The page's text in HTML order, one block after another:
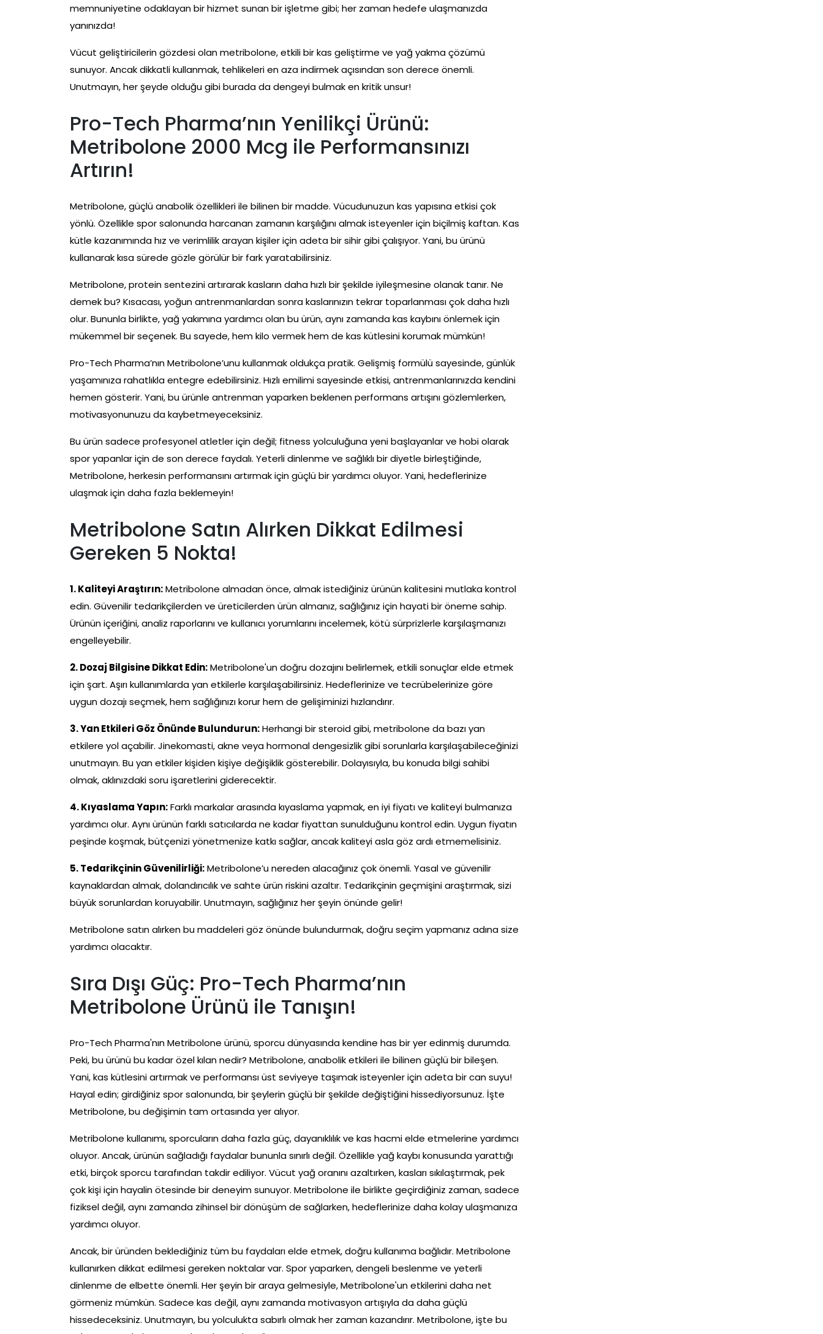
memnuniyetine odaklayan bir hizmet sunan bir işletme gibi; her zaman hedefe ulaşmanızda
yanınızda!
Vücut geliştiricilerin gözdesi olan metribolone, etkili bir kas geliştirme ve yağ yakma çözümü
sunuyor. Ancak dikkatli kullanmak, tehlikeleri en aza indirmek açısından son derece önemli.
Unutmayın, her şeyde olduğu gibi burada da dengeyi bulmak en kritik unsur!
Pro-Tech Pharma’nın Yenilikçi Ürünü:
Metribolone 2000 Mcg ile Performansınızı
Artırın!
Metribolone, güçlü anabolik özellikleri ile bilinen bir madde. Vücudunuzun kas yapısına etkisi çok
yönlü. Özellikle spor salonunda harcanan zamanın karşılığını almak isteyenler için biçilmiş kaftan. Kas
kütle kazanımında hız ve verimlilik arayan kişiler için adeta bir sihir gibi çalışıyor. Yani, bu ürünü
kullanarak kısa sürede gözle görülür bir fark yaratabilirsiniz.
Metribolone, protein sentezini artırarak kasların daha hızlı bir şekilde iyileşmesine olanak tanır. Ne
demek bu? Kısacası, yoğun antrenmanlardan sonra kaslarınızın tekrar toparlanması çok daha hızlı
olur. Bununla birlikte, yağ yakımına yardımcı olan bu ürün, aynı zamanda kas kaybını önlemek için
mükemmel bir seçenek. Bu sayede, hem kilo vermek hem de kas kütlesini korumak mümkün!
Pro-Tech Pharma’nın Metribolone’unu kullanmak oldukça pratik. Gelişmiş formülü sayesinde, günlük
yaşamınıza rahatlıkla entegre edebilirsiniz. Hızlı emilimi sayesinde etkisi, antrenmanlarınızda kendini
hemen gösterir. Yani, bu ürünle antrenman yaparken beklenen performans artışını gözlemlerken,
motivasyonunuzu da kaybetmeyeceksiniz.
Bu ürün sadece profesyonel atletler için değil; fitness yolculuğuna yeni başlayanlar ve hobi olarak
spor yapanlar için de son derece faydalı. Yeterli dinlenme ve sağlıklı bir diyetle birleştiğinde,
Metribolone, herkesin performansını artırmak için güçlü bir yardımcı oluyor. Yani, hedeflerinize
ulaşmak için daha fazla beklemeyin!
Metribolone Satın Alırken Dikkat Edilmesi
Gereken 5 Nokta!
1. Kaliteyi Araştırın:Metribolone almadan önce, almak istediğiniz ürünün kalitesini mutlaka kontrol
edin. Güvenilir tedarikçilerden ve üreticilerden ürün almanız, sağlığınız için hayati bir öneme sahip.
Ürünün içeriğini, analiz raporlarını ve kullanıcı yorumlarını incelemek, kötü sürprizlerle karşılaşmanızı
engelleyebilir.
2. Dozaj Bilgisine Dikkat Edin:Metribolone'un doğru dozajını belirlemek, etkili sonuçlar elde etmek
için şart. Aşırı kullanımlarda yan etkilerle karşılaşabilirsiniz. Hedeflerinize ve tecrübelerinize göre
uygun dozajı seçmek, hem sağlığınızı korur hem de gelişiminizi hızlandırır.
3. Yan Etkileri Göz Önünde Bulundurun:Herhangi bir steroid gibi, metribolone da bazı yan
etkilere yol açabilir. Jinekomasti, akne veya hormonal dengesizlik gibi sorunlarla karşılaşabileceğinizi
unutmayın. Bu yan etkiler kişiden kişiye değişiklik gösterebilir. Dolayısıyla, bu konuda bilgi sahibi
olmak, aklınızdaki soru işaretlerini giderecektir.
4. Kıyaslama Yapın:Farklı markalar arasında kıyaslama yapmak, en iyi fiyatı ve kaliteyi bulmanıza
yardımcı olur. Aynı ürünün farklı satıcılarda ne kadar fiyattan sunulduğunu kontrol edin. Uygun fiyatın
peşinde koşmak, bütçenizi yönetmenize katkı sağlar, ancak kaliteyi asla göz ardı etmemelisiniz.
5. Tedarikçinin Güvenilirliği:Metribolone’u nereden alacağınız çok önemli. Yasal ve güvenilir
kaynaklardan almak, dolandırıcılık ve sahte ürün riskini azaltır. Tedarikçinin geçmişini araştırmak, sizi
büyük sorunlardan koruyabilir. Unutmayın, sağlığınız her şeyin önünde gelir!
Metribolone satın alırken bu maddeleri göz önünde bulundurmak, doğru seçim yapmanız adına size
yardımcı olacaktır.
Sıra Dışı Güç: Pro-Tech Pharma’nın
Metribolone Ürünü ile Tanışın!
Pro-Tech Pharma'nın Metribolone ürünü, sporcu dünyasında kendine has bir yer edinmiş durumda.
Peki, bu ürünü bu kadar özel kılan nedir? Metribolone, anabolik etkileri ile bilinen güçlü bir bileşen.
Yani, kas kütlesini artırmak ve performansı üst seviyeye taşımak isteyenler için adeta bir can suyu!
Hayal edin; girdiğiniz spor salonunda, bir şeylerin güçlü bir şekilde değiştiğini hissediyorsunuz. İşte
Metribolone, bu değişimin tam ortasında yer alıyor.
Metribolone kullanımı, sporcuların daha fazla güç, dayanıklılık ve kas hacmi elde etmelerine yardımcı
oluyor. Ancak, ürünün sağladığı faydalar bununla sınırlı değil. Özellikle yağ kaybı konusunda yarattığı
etki, birçok sporcu tarafından takdir ediliyor. Vücut yağ oranını azaltırken, kasları sıkılaştırmak, pek
çok kişi için hayalin ötesinde bir deneyim sunuyor. Metribolone ile birlikte geçirdiğiniz zaman, sadece
fiziksel değil, aynı zamanda zihinsel bir dönüşüm de sağlarken, hedeflerinize daha kolay ulaşmanıza
yardımcı oluyor.
Ancak, bir üründen beklediğiniz tüm bu faydaları elde etmek, doğru kullanıma bağlıdır. Metribolone
kullanırken dikkat edilmesi gereken noktalar var. Spor yaparken, dengeli beslenme ve yeterli
dinlenme de elbette önemli. Her şeyin bir araya gelmesiyle, Metribolone'un etkilerini daha net
görmeniz mümkün. Sadece kas değil, aynı zamanda motivasyon artışıyla da daha güçlü
hissedeceksiniz. Unutmayın, bu yolculukta sabırlı olmak her zaman kazandırır. Metribolone, işte bu